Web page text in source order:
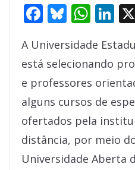
F
e
b
o
o
k
Bl
e
sk
y
W
at
s
A
p
p
Li
k
e
dI
n
A Universidade
está selecionando
e professores
alguns cursos de
ofertados pela
distância, por meio
Universidade Aberta